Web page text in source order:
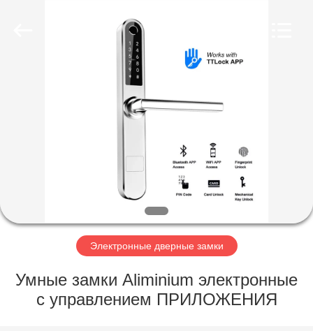
ПУТЕШЕСТВИЕ
ФАБРИКИ
ПРОВЕРКА
Электронные дверные замки
Умные замки Aliminium электронные
с управлением ПРИЛОЖЕНИЯ